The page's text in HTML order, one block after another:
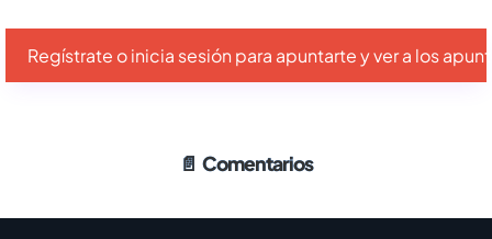
Regístrate o inicia sesión para apuntarte y ver a los
📄 Comentarios